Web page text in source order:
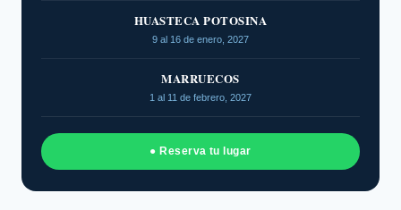
HUASTECA POTOSINA
9 al 16 de enero, 2027
MARRUECOS
1 al 11 de febrero, 2027
● Reserva tu lugar